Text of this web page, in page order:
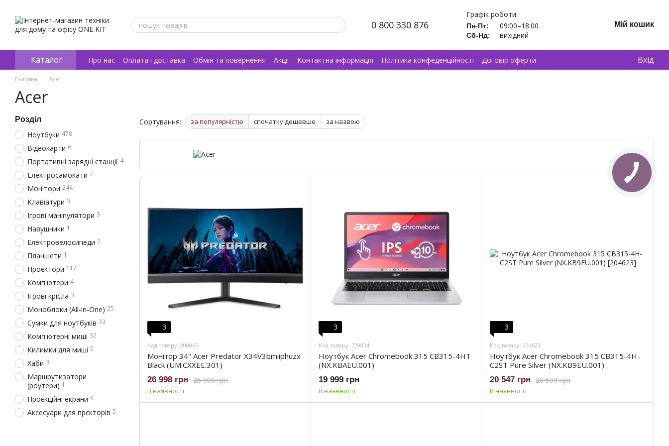
0 800 330 876
Графік роботи:
Пн-Пт: 09:00–18:00
Сб-Нд: вихідний
Мій кошик
Каталог Про нас Оплата і доставка Обмін та повернення Акції Контактна інформація Політика конфеденційності
Договір оферти
Відгуки про магазин
Вхід
Головна Acer
Acer
Сортування: за популярністю спочатку дешевше за назвою
3
Код товару: 200065
Монiтор 34" Acer Predator X34V3bmiiphuzx
Black (UM.CXXEE.301)
26 999 грн
26 998 грн
В наявності
3
Код товару: 729834
Ноутбук Acer Chromebook 315 CB315-4HT
(NX.KBAEU.001)
19 999 грн
В наявності
3
Код товару: 204623
Ноутбук Acer Chromebook 315 CB315-4H-
C2ST Pure Silver (NX.KB9EU.001)
20 599 грн
20 547 грн
В наявності
Розділ
Ноутбуки 478
Відеокарти 6
Портативні зарядні станції 4
Електросамокати 7
Монітори 244
Клавіатури 3
Ігрові маніпулятори 3
Навушники 1
Електровелосипеди 2
Планшети 1
Проєктори 117
Комп'ютери 4
Ігрові крісла 3
Моноблоки (All-in-One) 25
Сумки для ноутбуків 33
Комп'ютерні миші 32
Килимки для миші 5
Хаби 3
Маршрутизатори
(роутери) 1
Проєкційні екрани 5
Аксесуари для прєкторів 5